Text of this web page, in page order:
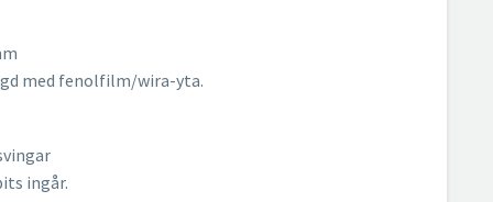
med fenolfilm/wira-yta.
ingår.